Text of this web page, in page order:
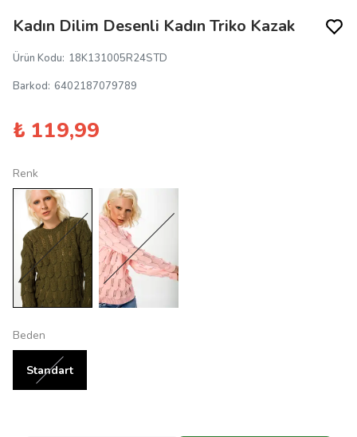
Kadın Dilim Desenli Kadın Triko Kazak
Ürün Kodu: 18K131005R24STD
Barkod: 6402187079789
₺ 119,99
Renk
Beden
Standart